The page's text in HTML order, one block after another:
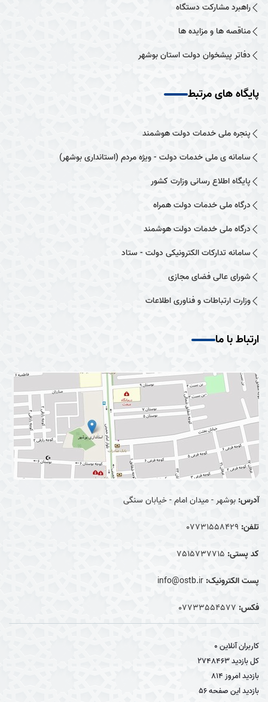
راهبرد مشارکت دستگاه
مناقصه ها و مزایده ها
دفاتر پیشخوان دولت استان بوشهر
پایگاه های مرتبط
پنجره ملی خدمات دولت هوشمند
سامانه ی ملی خدمات دولت - ویژه مردم (استانداری بوشهر)
پایگاه اطلاع رسانی وزارت کشور
درگاه ملی خدمات دولت همراه
درگاه ملی خدمات دولت هوشمند
سامانه تدارکات الکترونیکی دولت - ستاد
شورای عالی فضای مجازی
وزارت ارتباطات و فناوری اطلاعات
ارتباط با ما
آدرس: بوشهر - میدان امام - خیابان سنگی
تلفن: 07731558429
کد پستی: 7515737715
پست الکترونیک: info@ostb.ir
فکس: 07733554577
کاربران آنلاین0
کل بازدید2748463
بازدید امروز814
بازدید این صفحه56